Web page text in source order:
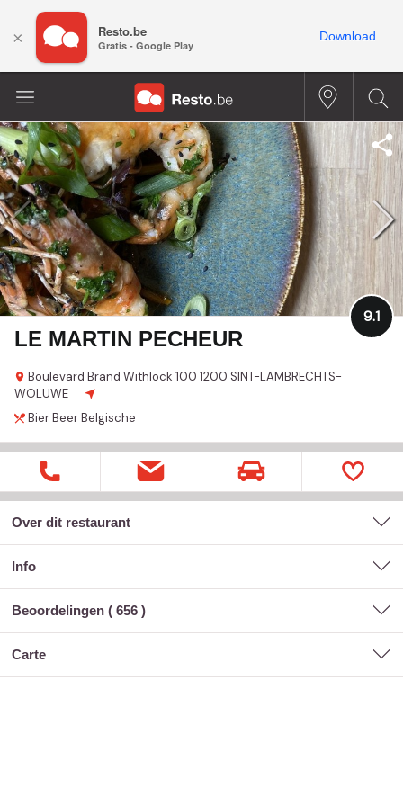
LE MARTIN PECHEUR
Boulevard Brand Withlock 100 1200 SINT-LAMBRECHTS-
WOLUWE
9.1
BierBeerBelgische
Over dit restaurant
Info
Beoordelingen ( 656 )
carte
× Resto.be
Gratis - Google Play
Download